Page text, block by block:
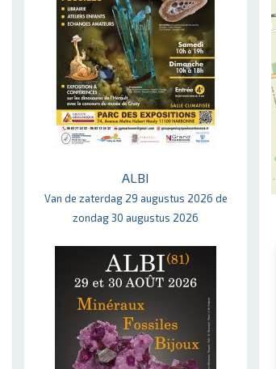
ALBI
Van de zaterdag 29 augustus 2026 de
zondag 30 augustus 2026